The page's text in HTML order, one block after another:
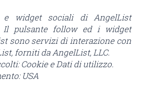
e widget sociali di AngelList
Il pulsante follow ed i widget
sono servizi di interazione con
forniti da AngelList, LLC.
Cookie e Dati di utilizzo.
USA